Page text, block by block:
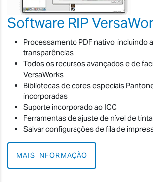
Software RIP
Processamento PDF nativo, incluindo
transparências
Todos os recursos avançados e de
VersaWorks
Bibliotecas de cores especiais
incorporadas
Suporte incorporado ao ICC
Ferramentas de ajuste de nível de tinta
Salvar configurações de fila de
MAIS INFORMAÇÃO